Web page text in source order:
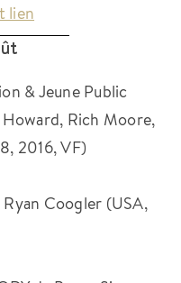
lien
& Jeune Public
Rich Moore,
2016, VF)
Coogler (USA,